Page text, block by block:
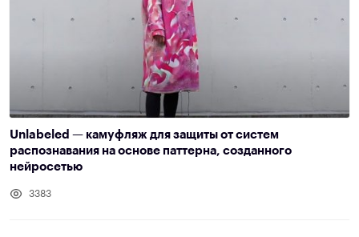
Unlabeled — камуфляж для защиты от систем
распознавания на основе паттерна, созданного
нейросетью
3383